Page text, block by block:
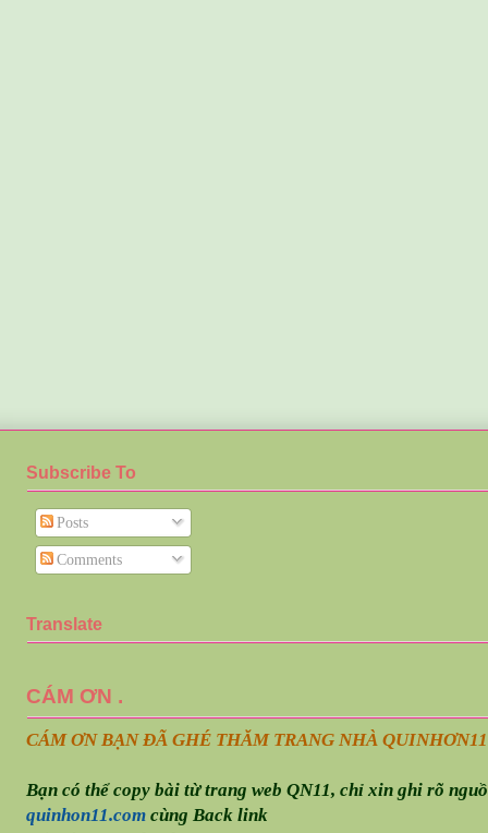
Subscribe To
Posts
Comments
Translate
CÁM ƠN .
CÁM ƠN BẠN ĐÃ GHÉ THĂM TRANG NHÀ QUINHƠN
Bạn có thể copy bài từ trang web QN11, chỉ xin ghi rõ
quinhon11.comcùng Back link